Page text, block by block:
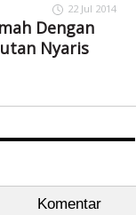
22 Jul 2014
Dengan
Nyaris
Komentar